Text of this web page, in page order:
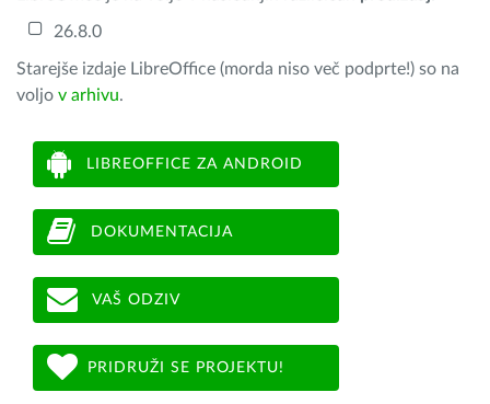
26.8.0
Starejše izdaje LibreOffice (morda niso več podprte!) so na
voljo v arhivu.
LIBREOFFICE ZA ANDROID
DOKUMENTACIJA
VAŠ ODZIV
PRIDRUŽI SE PROJEKTU!